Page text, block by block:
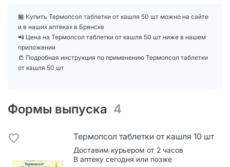
🏪 Купить Термопсол таблетки от кашля 50 шт можно на сайте
и в наших аптеках в Брянске
📲 Цена на Термопсол таблетки от кашля 50 шт ниже в нашем
приложении
📒 Подробная инструкция по применению Термопсол таблетки
от кашля 50 шт
Формы выпуска 4
Термопсол таблетки от кашля 10 шт
Доставим курьером от 2 часов
В аптеку сегодня или позже